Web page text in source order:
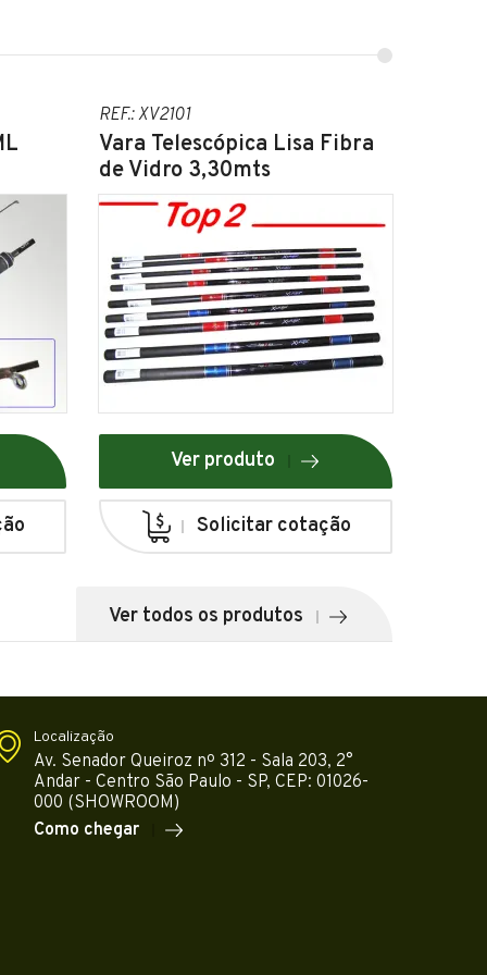
REF.: XV2101
Vara Telescópica Lisa Fibra
de Vidro 3,30mts
Ver produto
Solicitar cotação
Ver todos os produtos
Localização
Av. Senador Queiroz nº 312 - Sala 203, 2°
Andar - Centro São Paulo - SP, CEP: 01026-
000 (SHOWROOM)
Como chegar